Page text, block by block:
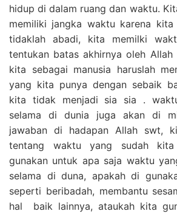
hidup di dalam ruang dan waktu.
memiliki jangka waktu karena
tidaklah abadi, kita memilki
tentukan batas akhirnya oleh
kita sebagai manusia haruslah
yang kita punya dengan sebaik
kita tidak menjadi sia sia .
selama di dunia juga akan di
jawaban di hadapan Allah swt,
tentang waktu yang sudah
gunakan untuk apa saja waktu
selama di duna, apakah di
seperti beribadah, membantu
hal baik lainnya, ataukah kita